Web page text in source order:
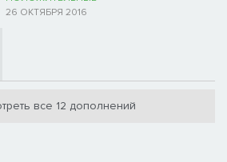
26 ОКТЯБРЯ 2016
все 12 дополнений